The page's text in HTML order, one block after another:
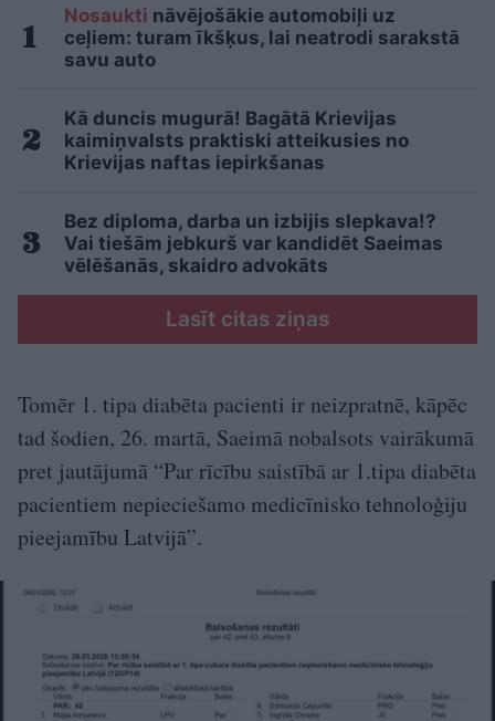
Nosaukti nāvējošākie automobiļi uz
ceļiem: turam īkšķus, lai neatrodi sarakstā
savu auto
Kā duncis mugurā! Bagātā Krievijas
kaimiņvalsts praktiski atteikusies no
Krievijas naftas iepirkšanas
Bez diploma, darba un izbijis slepkava!?
Vai tiešām jebkurš var kandidēt Saeimas
vēlēšanās, skaidro advokāts
Lasīt citas ziņas
Tomēr 1. tipa diabēta pacienti ir neizpratnē, kāpēc
tad šodien, 26. martā, Saeimā nobalsots vairākumā
pret jautājumā “Par rīcību saistībā ar 1.tipa diabēta
pacientiem nepieciešamo medicīnisko tehnoloģiju
pieejamību Latvijā”.